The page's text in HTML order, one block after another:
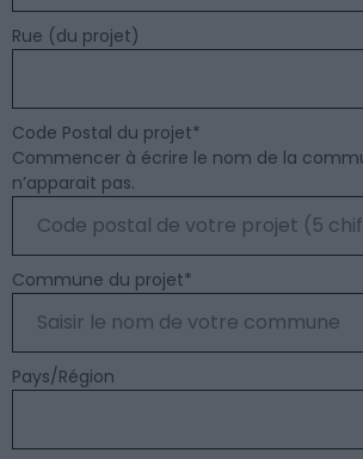
Rue (du projet)
Code Postal du projet*
Commencer à écrire le nom de la
n’apparait pas.
Commune du projet*
Pays/Région